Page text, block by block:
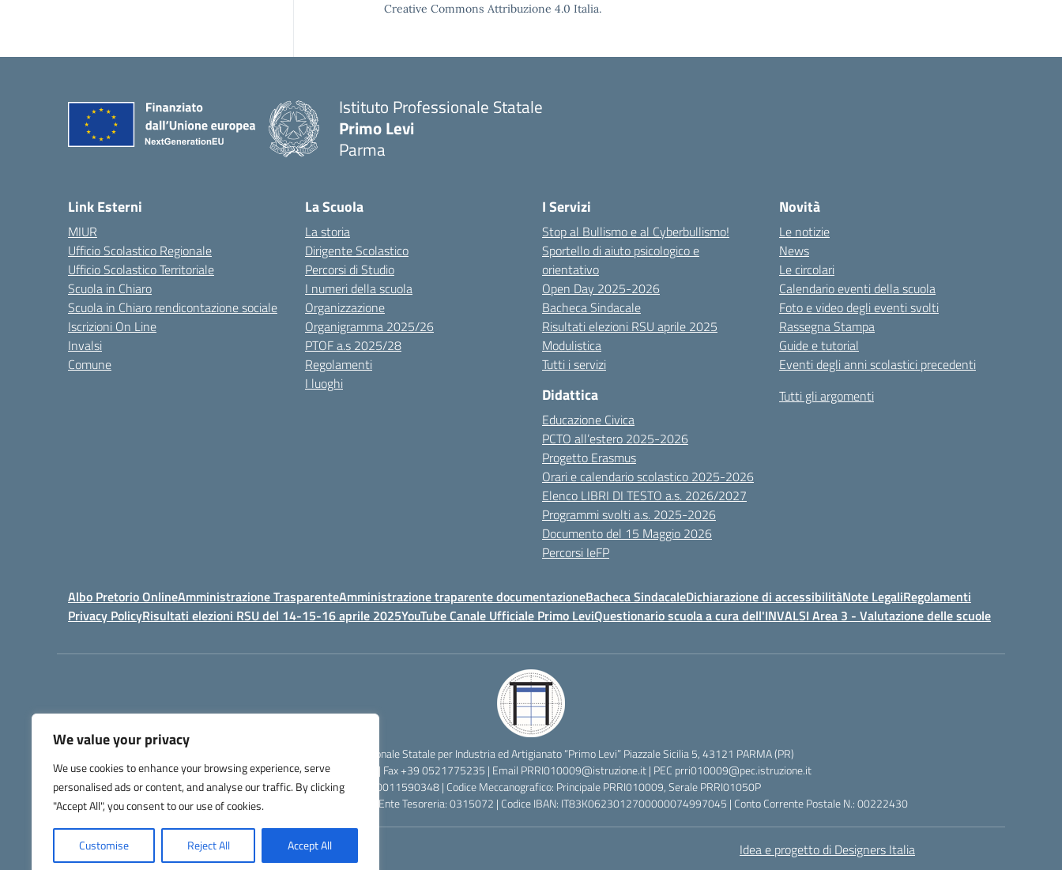
We value your privacy
We use cookies to enhance your browsing experience, serve
personalised ads or content, and analyse our traffic. By clicking
"Accept All", you consent to our use of cookies.
Customise Reject All Accept All
Creative Commons Attribuzione 4.0 Italia.
Istituto Professionale Statale
Primo Levi
Parma
Link Esterni
MIUR
Ufficio Scolastico Regionale
Ufficio Scolastico Territoriale
Scuola in Chiaro
Scuola in Chiaro rendicontazione sociale
Iscrizioni On Line
Invalsi
Comune
La Scuola
La storia
Dirigente Scolastico
Percorsi di Studio
I numeri della scuola
Organizzazione
Organigramma 2025/26
PTOF a.s 2025/28
Regolamenti
I luoghi
I Servizi
Stop al Bullismo e al Cyberbullismo!
Sportello di aiuto psicologico e
orientativo
Open Day 2025-2026
Bacheca Sindacale
Risultati elezioni RSU aprile 2025
Modulistica
Tutti i servizi
Didattica
Educazione Civica
PCTO all’estero 2025-2026
Progetto Erasmus
Orari e calendario scolastico 2025-2026
Elenco LIBRI DI TESTO a.s. 2026/2027
Programmi svolti a.s. 2025-2026
Documento del 15 Maggio 2026
Percorsi IeFP
Novità
Le notizie
News
Le circolari
Calendario eventi della scuola
Foto e video degli eventi svolti
Rassegna Stampa
Guide e tutorial
Eventi degli anni scolastici precedenti
Tutti gli argomenti
Albo Pretorio OnlineAmministrazione TrasparenteAmministrazione traparente documentazioneBacheca SindacaleDichiarazione di accessibilitàNote LegaliRegolamenti
Privacy PolicyRisultati elezioni RSU del 14-15-16 aprile 2025YouTube Canale Ufficiale Primo LeviQuestionario scuola a cura dell'INVALSI Area 3 - Valutazione delle scuole
IPSIA - Istituto Professionale Statale per Industria ed Artigianato “Primo Levi” Piazzale Sicilia 5, 43121 PARMA (PR)
Telefono +39 0521272638 | Fax +39 0521775235 | Email PRRI010009@istruzione.it| PEC prri010009@pec.istruzione.it
Codice Fiscale: 80011590348 | Codice Meccanografico: Principale PRRI010009, Serale PRRI01050P
Codice Univoco di Fatturazione: UFW76E | Codice Ente Tesoreria: 0315072 | Codice IBAN: IT83K0623012700000074997045 | Conto Corrente Postale N.: 00222430
Idea e progetto di Designers Italia